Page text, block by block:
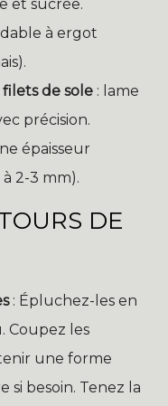
et sucrée.
à ergot
de sole : lame
précision.
épaisseur
2-3 mm).
DE
: Épluchez-les en
Coupez les
une forme
besoin. Tenez la